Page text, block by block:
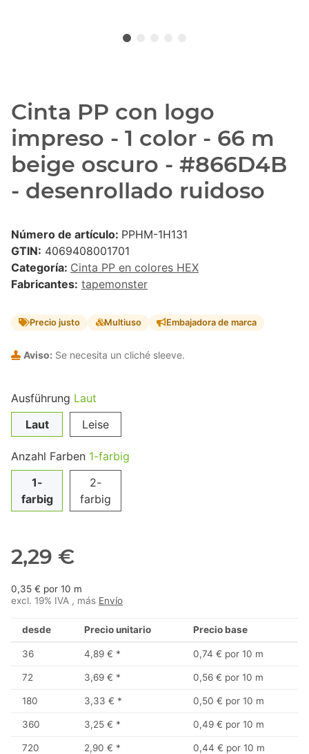
Cinta PP con logo
impreso - 1 color - 66 m
beige oscuro - #866D4B
- desenrollado ruidoso
Número de artículo: PPHM-1H131
GTIN: 4069408001701
Categoría: Cinta PP en colores HEX
Fabricantes: tapemonster
Precio justo Multiuso Embajadora de marca
Aviso: Se necesita un cliché sleeve.
Ausführung Laut
Laut
Leise
Anzahl Farben 1-farbig
1-
farbig
2-
farbig
2,29 €
0,35 € por 10 m
excl. 19% IVA , más Envío
desde Precio unitario Precio base
36 4,89 € * 0,74 € por 10 m
72 3,69 € * 0,56 € por 10 m
180 3,33 € * 0,50 € por 10 m
360 3,25 € * 0,49 € por 10 m
720 2,90 € * 0,44 € por 10 m